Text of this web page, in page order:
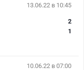
13.06.22 в 10:45
2
1
10.06.22 в 07:00